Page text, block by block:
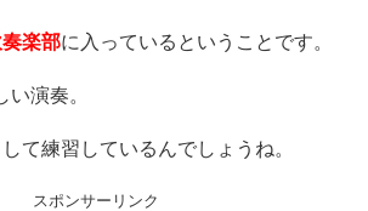
楽部に入っているということです。
演奏。
て練習しているんでしょうね。
スポンサーリンク